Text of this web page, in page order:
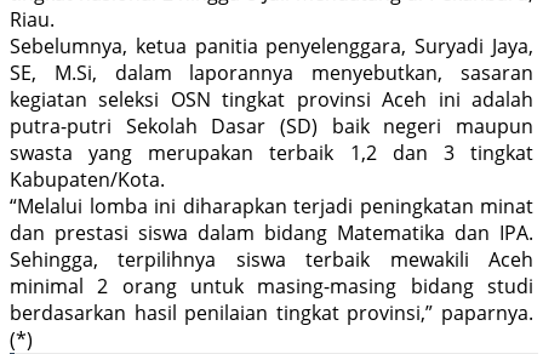
Riau.
Sebelumnya, ketua panitia penyelenggara, Suryadi Jaya,
SE, M.Si, dalam laporannya menyebutkan, sasaran
kegiatan seleksi OSN tingkat provinsi Aceh ini adalah
putra-putri Sekolah Dasar (SD) baik negeri maupun
swasta yang merupakan terbaik 1,2 dan 3 tingkat
Kabupaten/Kota.
“Melalui lomba ini diharapkan terjadi peningkatan minat
dan prestasi siswa dalam bidang Matematika dan IPA.
Sehingga, terpilihnya siswa terbaik mewakili Aceh
minimal 2 orang untuk masing-masing bidang studi
berdasarkan hasil penilaian tingkat provinsi,” paparnya.
(*)